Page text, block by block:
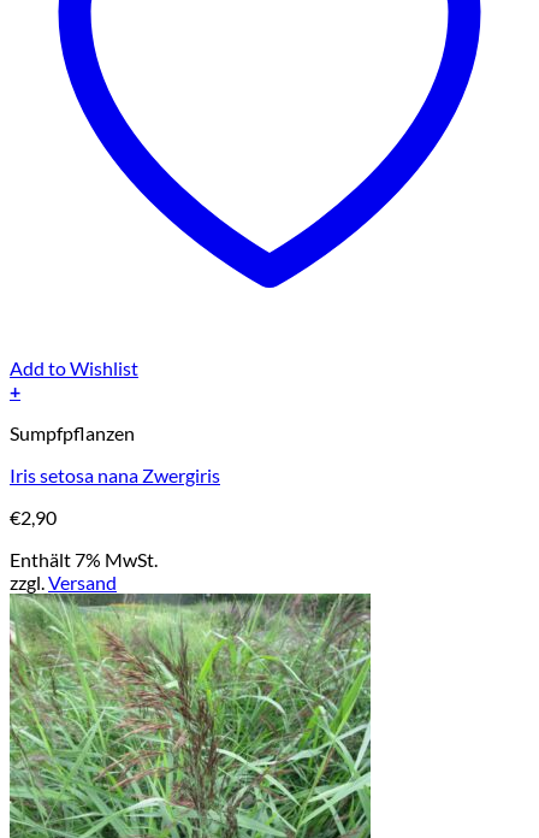
Add to Wishlist
+
Sumpfpflanzen
Iris setosa nana Zwergiris
€2,90
Enthält 7% MwSt.
zzgl.Versand